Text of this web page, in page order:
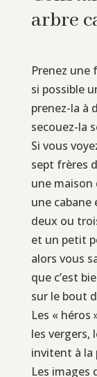
arbre
Prenez une
si possible
prenez-la à
secouez-la
Si vous
sept frères
une maison
une cabane
deux ou
et un petit
alors vous
que c’est
sur le bout
Les « héros
les vergers,
invitent à la
Les images